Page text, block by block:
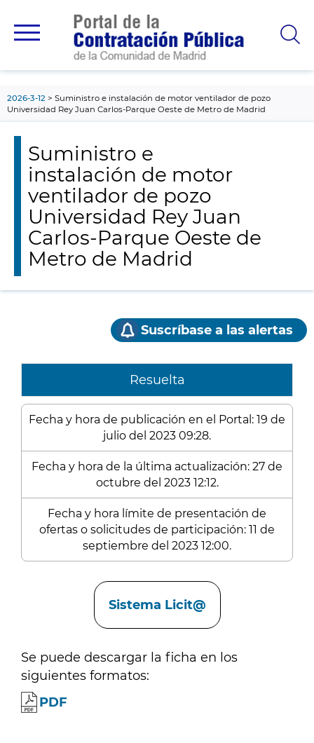
principal
2026-3-12
Suministro e instalación de motor ventilador de pozo
Universidad Rey Juan Carlos-Parque Oeste de Metro de Madrid
Suministro e
instalación de motor
ventilador de pozo
Universidad Rey Juan
Carlos-Parque Oeste de
Metro de Madrid
Suscríbase a las alertas
Resuelta
Fecha y hora de publicación en el Portal: 19 de
julio del 2023 09:28.
Fecha y hora de la última actualización: 27 de
octubre del 2023 12:12.
Fecha y hora límite de presentación de
ofertas o solicitudes de participación: 11 de
septiembre del 2023 12:00.
Sistema Licit@
Se puede descargar la ficha en los
siguientes formatos:
PDF